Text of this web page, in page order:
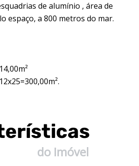
de alumínio , área de
espaço, a 800 metros do mar.
do Imóvel